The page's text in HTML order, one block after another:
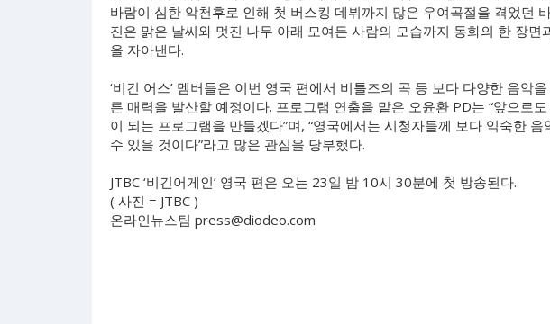
바람이 심한 악천후로 인해 첫 버스킹 데뷔까지 많은 우여곡절을 겪었던
진은 맑은 날씨와 멋진 나무 아래 모여든 사람의 모습까지 동화의 한 장
을 자아낸다.
‘비긴 어스’ 멤버들은 이번 영국 편에서 비틀즈의 곡 등 보다 다양한 음악
른 매력을 발산할 예정이다. 프로그램 연출을 맡은 오윤환 PD는 “앞으로
이 되는 프로그램을 만들겠다”며, “영국에서는 시청자들께 보다 익숙한 음
수 있을 것이다”라고 많은 관심을 당부했다.
JTBC ‘비긴어게인’ 영국 편은 오는 23일 밤 10시 30분에 첫 방송된다.
( 사진 = JTBC )
온라인뉴스팀 press@diodeo.com